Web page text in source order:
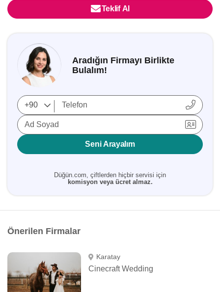
Teklif Al
Aradığın Firmayı Birlikte
Bulalım!
Ad Soyad
Seni Arayalım
Düğün.com, çiftlerden hiçbir servisi için
komisyon veya ücret almaz.
Önerilen Firmalar
Karatay
Cinecraft Wedding